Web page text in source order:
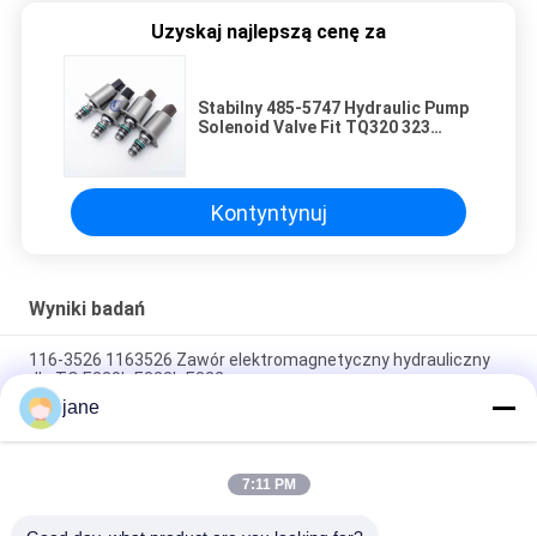
Uzyskaj najlepszą cenę za
Stabilny 485-5747 Hydraulic Pump
Solenoid Valve Fit TQ320 323
Kontyntynuj
Wyniki badań
116-3526 1163526 Zawór elektromagnetyczny hydrauliczny
dla TQ E320b E322b E322c
Sk330-6e Kobelco Zawór słonowy Yn35v00003f1, trwały
Yn35v00018f2 Zawór kopalni
Yt35v00006f1 Zawór elektromagnetyczny hydrauliczny
jane
7:11 PM